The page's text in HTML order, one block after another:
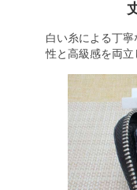
白い糸による丁
性と高級感を両立